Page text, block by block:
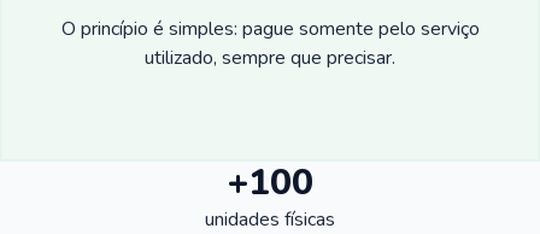
O princípio é simples: pague somente pelo serviço
utilizado, sempre que precisar.
+100
unidades físicas